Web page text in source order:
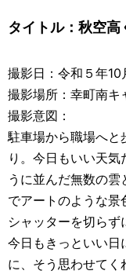
タイトル： 秋空高
撮影日：令和５年10
撮影場所：幸町南キ
撮影意図：
駐車場から職場へと
り。今日もいい天
うに並んだ無数の
でアートのような
シャッターを切らず
今日もきっといい日
に、そう思わせてく